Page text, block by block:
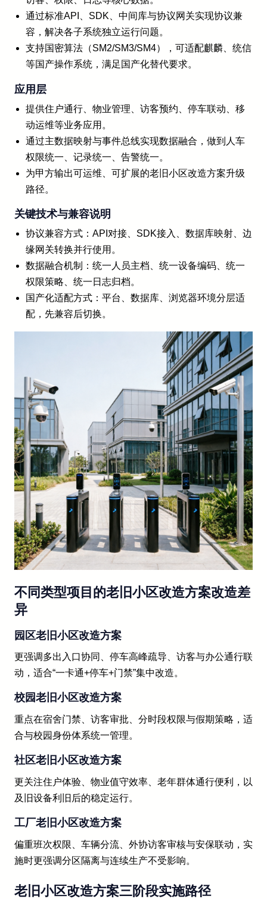
通过标准API、SDK、中间库与协议网关实现协议兼
容，解决各子系统独立运行问题。
支持国密算法（SM2/SM3/SM4），可适配麒麟、统信
等国产操作系统，满足国产化替代要求。
应用层
提供住户通行、物业管理、访客预约、停车联动、移
动运维等业务应用。
通过主数据映射与事件总线实现数据融合，做到人车
权限统一、记录统一、告警统一。
为甲方输出可运维、可扩展的老旧小区改造方案升级
路径。
关键技术与兼容说明
协议兼容方式：API对接、SDK接入、数据库映射、边
缘网关转换并行使用。
数据融合机制：统一人员主档、统一设备编码、统一
权限策略、统一日志归档。
国产化适配方式：平台、数据库、浏览器环境分层适
配，先兼容后切换。
不同类型项目的老旧小区改造方案改造差
异
园区老旧小区改造方案
更强调多出入口协同、停车高峰疏导、访客与办公通行联
动，适合“一卡通+停车+门禁”集中改造。
校园老旧小区改造方案
重点在宿舍门禁、访客审批、分时段权限与假期策略，适
合与校园身份体系统一管理。
社区老旧小区改造方案
更关注住户体验、物业值守效率、老年群体通行便利，以
及旧设备利旧后的稳定运行。
工厂老旧小区改造方案
偏重班次权限、车辆分流、外协访客审核与安保联动，实
施时更强调分区隔离与连续生产不受影响。
老旧小区改造方案三阶段实施路径